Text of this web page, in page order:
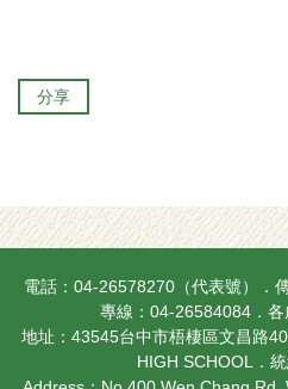
分享
電話：04-26578270（代表號）．
專線：04-26584084． 各
地址：43545台中市梧棲區文昌路
HIGH SCHOOL．